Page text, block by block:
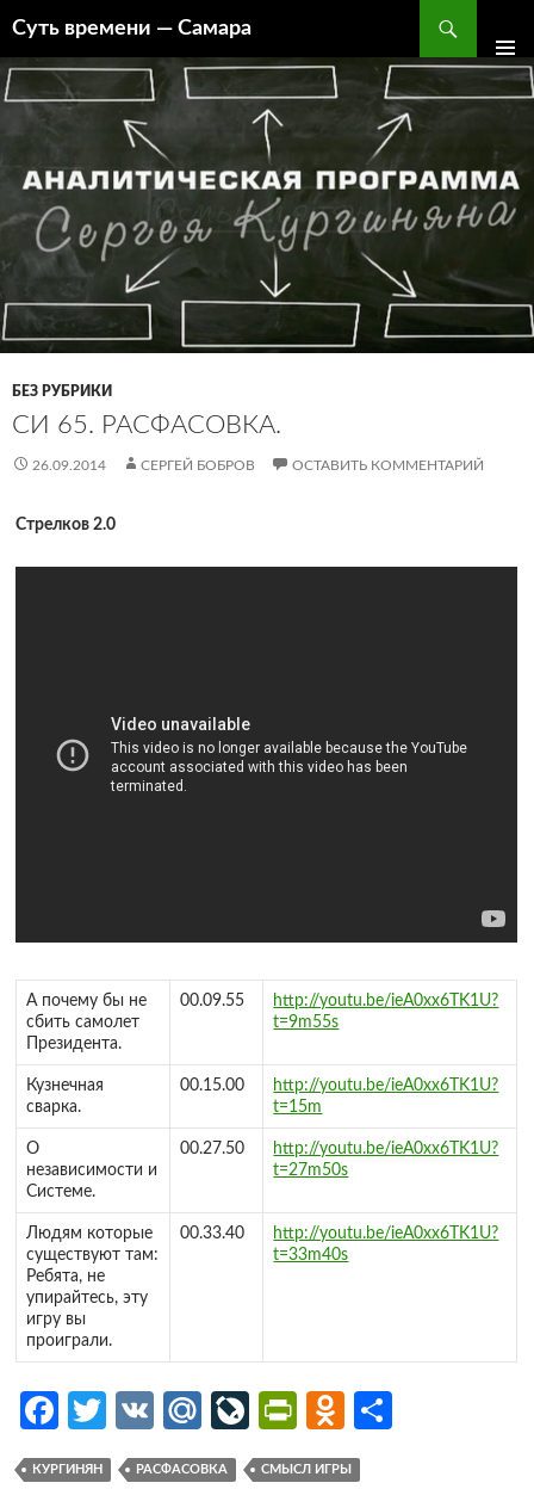
Суть времени — Самара
К
СОДЕРЖИМОМУ
БЕЗ РУБРИКИ
СИ 65. РАСФАСОВКА.
26.09.2014 СЕРГЕЙ БОБРОВ ОСТАВИТЬ КОММЕНТАРИЙ
Стрелков 2.0
А почему бы не
сбить самолет
Президента.
00.09.55
http://youtu.be/ieA0xx6TK1U?
t=9m55s
Кузнечная
сварка.
00.15.00
http://youtu.be/ieA0xx6TK1U?
t=15m
О
независимости и
Системе.
00.27.50
http://youtu.be/ieA0xx6TK1U?
t=27m50s
Людям которые
существуют там:
Ребята, не
упирайтесь, эту
игру вы
проиграли.
00.33.40
http://youtu.be/ieA0xx6TK1U?
t=33m40s
Fa
ce
T
w
V
K
M
ail
Li
v
Pr
in
O
d
КУРГИНЯН РАСФАСОВКА СМЫСЛ ИГРЫ